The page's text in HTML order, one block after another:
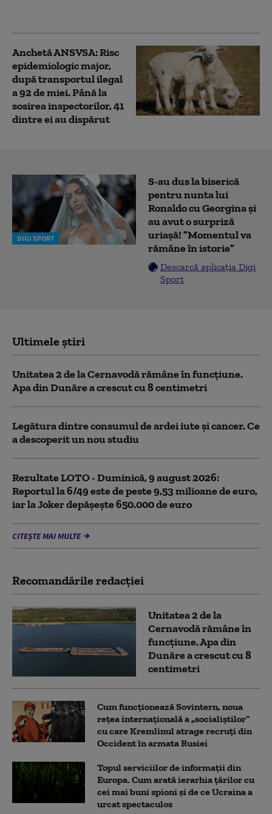
Anchetă ANSVSA: Risc
epidemiologic major,
după transportul ilegal
a 92 de miei. Până la
sosirea inspectorilor, 41
dintre ei au dispărut
DIGI SPORT
S-au dus la biserică
pentru nunta lui
Ronaldo cu Georgina și
au avut o surpriză
uriașă! ”Momentul va
rămâne în istorie”
Descarcă aplicația Digi
Sport
Ultimele știri
Unitatea 2 de la Cernavodă rămâne în funcțiune.
Apa din Dunăre a crescut cu 8 centimetri
Legătura dintre consumul de ardei iute și cancer. Ce
a descoperit un nou studiu
Rezultate LOTO - Duminică, 9 august 2026:
Reportul la 6/49 este de peste 9,53 milioane de euro,
iar la Joker depășește 650.000 de euro
CITEȘTE MAI MULTE
Recomandările redacţiei
Unitatea 2 de la
Cernavodă rămâne în
funcțiune. Apa din
Dunăre a crescut cu 8
centimetri
Cum funcționează Sovintern, noua
rețea internațională a „socialiștilor”
cu care Kremlinul atrage recruți din
Occident în armata Rusiei
Topul serviciilor de informații din
Europa. Cum arată ierarhia țărilor cu
cei mai buni spioni și de ce Ucraina a
urcat spectaculos